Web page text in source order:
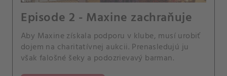
Episode 2 - Maxine zachraňuje
Aby Maxine získala podporu v klube, musí urobiť
dojem na charitatívnej aukcii. Prenasledujú ju
však falošné šeky a podozrievavý barman.